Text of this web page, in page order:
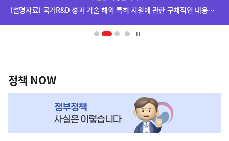
영
(설명자료) 국가R&D 성과 기술 해외 특허 지원에 관한 구체적인 내용은 확정되지 않았습니다.
책
NOW,
정책 NOW